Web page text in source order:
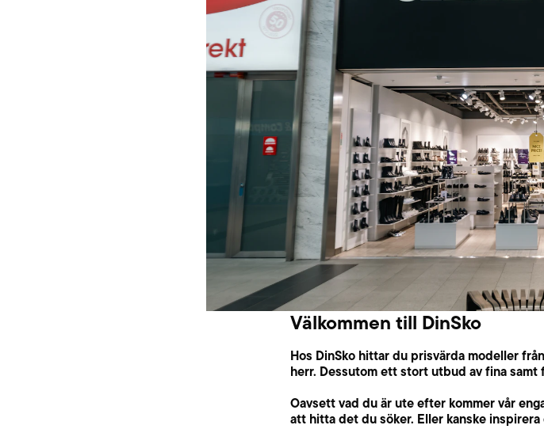
Välkommen till DinSko
Hos DinSko hittar du prisvärda modeller
herr. Dessutom ett stort utbud av fina samt
Oavsett vad du är ute efter kommer vår
att hitta det du söker. Eller kanske